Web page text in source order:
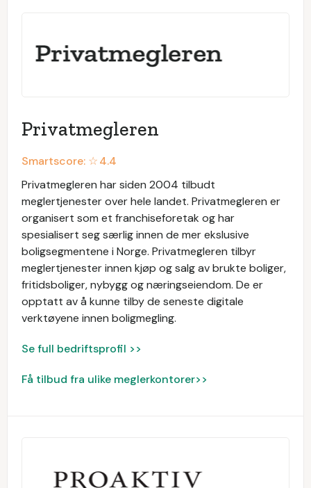
Privatmegleren
Smartscore: ☆4.4
Privatmegleren har siden 2004 tilbudt
meglertjenester over hele landet. Privatmegleren er
organisert som et franchiseforetak og har
spesialisert seg særlig innen de mer ekslusive
boligsegmentene i Norge. Privatmegleren tilbyr
meglertjenester innen kjøp og salg av brukte boliger,
fritidsboliger, nybygg og næringseiendom. De er
opptatt av å kunne tilby de seneste digitale
verktøyene innen boligmegling.
Se full bedriftsprofil >>
Få tilbud fra ulike meglerkontorer>>